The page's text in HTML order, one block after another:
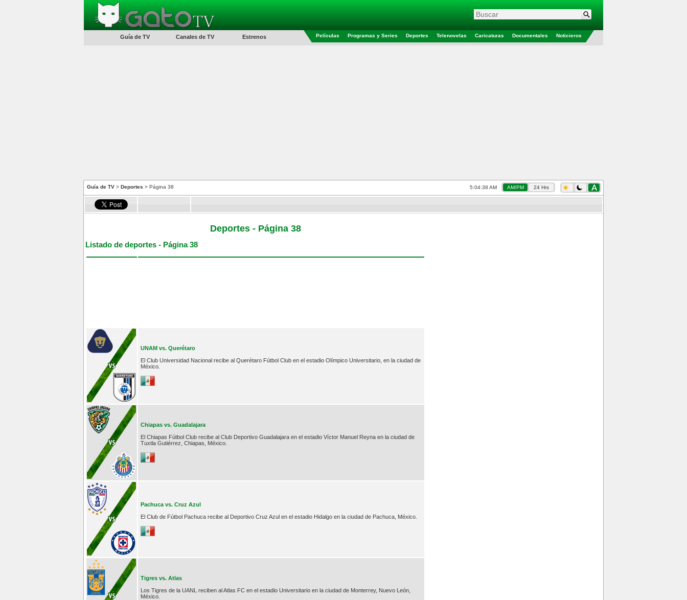
Guía de TV Canales de TV Estrenos Películas Programas y Series Deportes Telenovelas Caricaturas Documentales Noticieros
Guía de TV > Deportes > Página 38 5:04:39 AM AM/PM 24 Hrs
Deportes - Página 38
Listado de deportes - Página 38
UNAM vs. Querétaro
El Club Universidad Nacional recibe al Querétaro Fútbol Club en el estadio Olímpico Universitario, en la ciudad de
México.
Chiapas vs. Guadalajara
El Chiapas Fútbol Club recibe al Club Deportivo Guadalajara en el estadio Víctor Manuel Reyna en la ciudad de
Tuxtla Gutiérrez, Chiapas, México.
Pachuca vs. Cruz Azul
El Club de Fútbol Pachuca recibe al Deportivo Cruz Azul en el estadio Hidalgo en la ciudad de Pachuca, México.
Tigres vs. Atlas
Los Tigres de la UANL reciben al Atlas FC en el estadio Universitario en la ciudad de Monterrey, Nuevo León,
México.